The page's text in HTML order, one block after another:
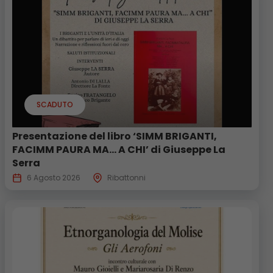
SCADUTO
Presentazione del libro ‘SIMM BRIGANTI,
FACIMM PAURA MA… A CHI’ di Giuseppe La
Serra
6 Agosto 2026 Ribattonni